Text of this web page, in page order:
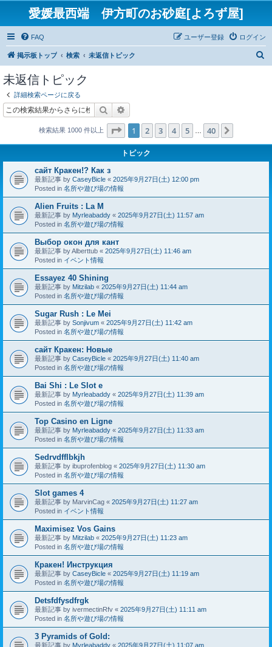
愛媛最西端 伊方町のお砂庭[よろず屋]
FAQ ログイン
ユーザー登録
掲示板トップ 検索 未返信トピック
未返信トピック
詳細検索ページに戻る
検索
検索結果 1000 件以上 ページ1 ／
1 2 3 4 5 40
トピック
сайт Кракен!? Как з
最新記事 by CaseyBicle « 2025年9月27日(土) 12:00 pm
Posted in 名所や遊び場の情報
Alien Fruits : La M
最新記事 by Myrleabaddy « 2025年9月27日(土) 11:57 am
Posted in 名所や遊び場の情報
Выбор окон для кант
最新記事 byAlberttub « 2025年9月27日(土) 11:46 am
Posted in イベント情報
Essayez 40 Shining
最新記事 by Mitzilab « 2025年9月27日(土) 11:44 am
Posted in 名所や遊び場の情報
Sugar Rush : Le Mei
最新記事 by Sonjivum « 2025年9月27日(土) 11:42 am
Posted in 名所や遊び場の情報
сайт Кракен: Новые
最新記事 by CaseyBicle « 2025年9月27日(土) 11:40 am
Posted in 名所や遊び場の情報
Bai Shi : Le Slot e
最新記事 by Myrleabaddy « 2025年9月27日(土) 11:39 am
Posted in 名所や遊び場の情報
Top Casino en Ligne
最新記事 by Myrleabaddy « 2025年9月27日(土) 11:33 am
Posted in 名所や遊び場の情報
Sedrvdfflbkjh
最新記事 by ibuprofenblog « 2025年9月27日(土) 11:30 am
Posted in 名所や遊び場の情報
Slot games 4
最新記事 by MarvinCag « 2025年9月27日(土) 11:27 am
Posted in イベント情報
Maximisez Vos Gains
最新記事 by Mitzilab « 2025年9月27日(土) 11:23 am
Posted in 名所や遊び場の情報
Кракен! Инструкция
最新記事 by CaseyBicle « 2025年9月27日(土) 11:19 am
Posted in 名所や遊び場の情報
Detsfdfysdfrgk
最新記事 by ivermectinRfv « 2025年9月27日(土) 11:11 am
Posted in 名所や遊び場の情報
3 Pyramids of Gold:
最新記事 by Myrleabaddy « 2025年9月27日(土) 11:07 am